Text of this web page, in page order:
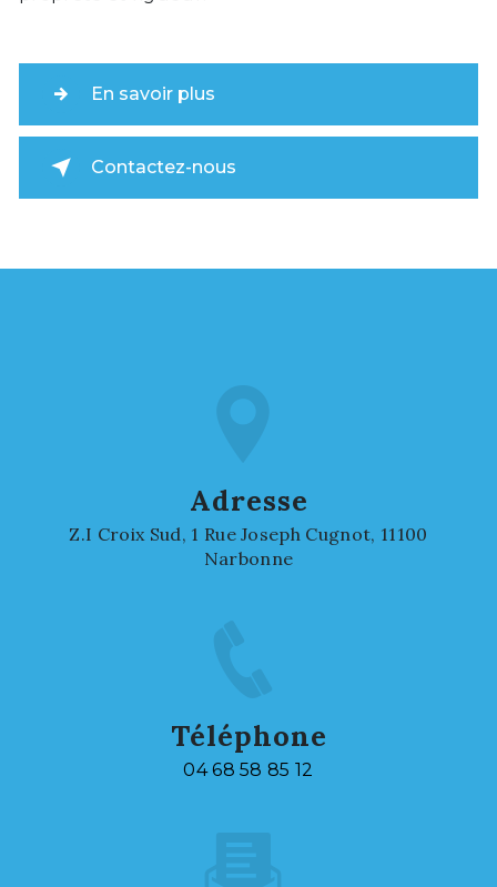
En savoir plus
Contactez-nous
Adresse
Z.I Croix Sud, 1 Rue Joseph Cugnot, 11100
Narbonne
Téléphone
04 68 58 85 12